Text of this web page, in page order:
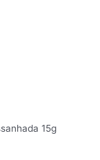
15g